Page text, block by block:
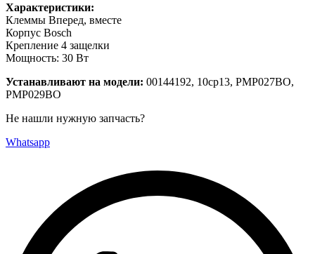
Характеристики:
Клеммы Вперед, вместе
Корпус Bosch
Крепление 4 защелки
Мощность: 30 Вт
Устанавливают на модели: 00144192, 10cp13, PMP027BO,
PMP029BO
Не нашли нужную запчасть?
Whatsapp